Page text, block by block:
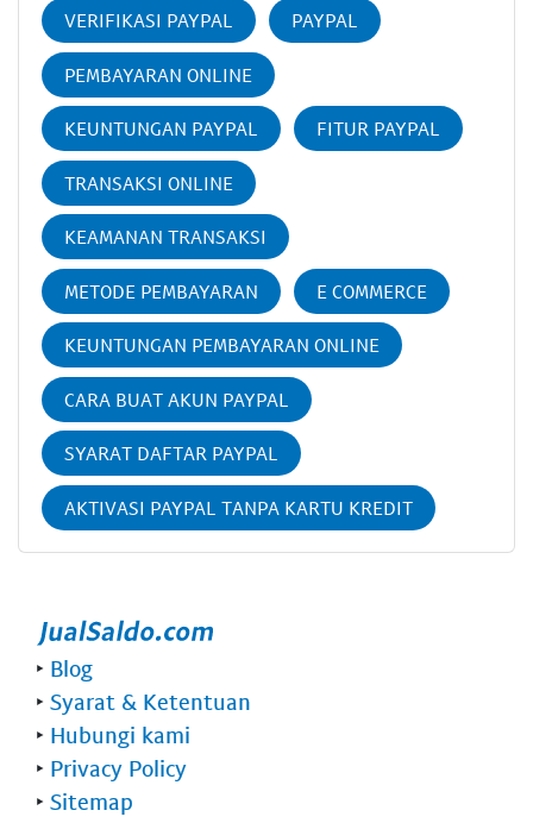
VERIFIKASI PAYPAL PAYPAL
PEMBAYARAN ONLINE
KEUNTUNGAN PAYPAL FITUR PAYPAL
TRANSAKSI ONLINE
KEAMANAN TRANSAKSI
METODE PEMBAYARAN E COMMERCE
KEUNTUNGAN PEMBAYARAN ONLINE
CARA BUAT AKUN PAYPAL
SYARAT DAFTAR PAYPAL
AKTIVASI PAYPAL TANPA KARTU KREDIT
‣ Blog
‣ Syarat & Ketentuan
‣ Hubungi kami
‣ Privacy Policy
‣ Sitemap